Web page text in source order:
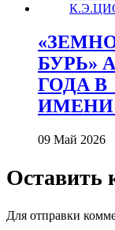
БУРЬ»
ГОДА
ИМЕНИ
09 Май 2026
Оставить
Для отправки